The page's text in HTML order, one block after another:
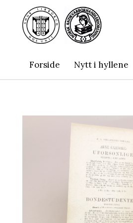
Forside Nytt i hyllene